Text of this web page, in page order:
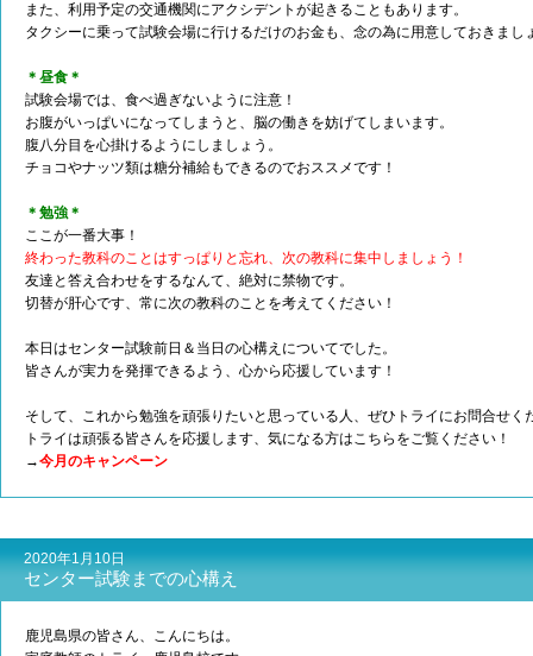
また、利用予定の交通機関にアクシデントが起きることもあります。
タクシーに乗って試験会場に行けるだけのお金も、念の為に用意しておきまし
＊昼食＊
試験会場では、食べ過ぎないように注意！
お腹がいっぱいになってしまうと、脳の働きを妨げてしまいます。
腹八分目を心掛けるようにしましょう。
チョコやナッツ類は糖分補給もできるのでおススメです！
＊勉強＊
ここが一番大事！
終わった教科のことはすっぱりと忘れ、次の教科に集中しましょう！
友達と答え合わせをするなんて、絶対に禁物です。
切替が肝心です、常に次の教科のことを考えてください！
本日はセンター試験前日＆当日の心構えについてでした。
皆さんが実力を発揮できるよう、心から応援しています！
そして、これから勉強を頑張りたいと思っている人、ぜひトライにお問合せく
トライは頑張る皆さんを応援します、気になる方はこちらをご覧ください！
→今月のキャンペーン
2020年1月10日
センター試験までの心構え
鹿児島県の皆さん、こんにちは。